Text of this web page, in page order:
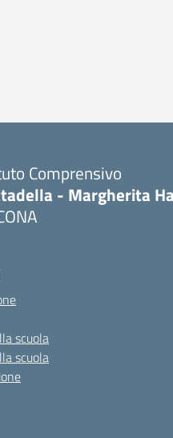
Comprensivo
- Margherita
scuola
scuola